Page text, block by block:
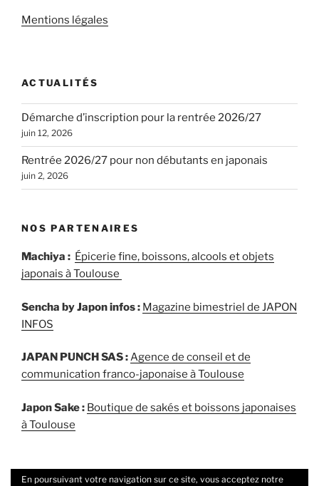
Mentions légales
ACTUALITÉS
Démarche d’inscription pour la rentrée 2026/27
juin 12, 2026
Rentrée 2026/27 pour non débutants en japonais
juin 2, 2026
NOS PARTENAIRES
Machiya : Épicerie fine, boissons, alcools et objets
japonais à Toulouse
Sencha by Japon infos : Magazine bimestriel de JAPON
INFOS
JAPAN PUNCH SAS :Agence de conseil et de
communication franco-japonaise à Toulouse
Japon Sake : Boutique de sakés et boissons japonaises
à Toulouse
En poursuivant votre navigation sur ce site, vous acceptez notre